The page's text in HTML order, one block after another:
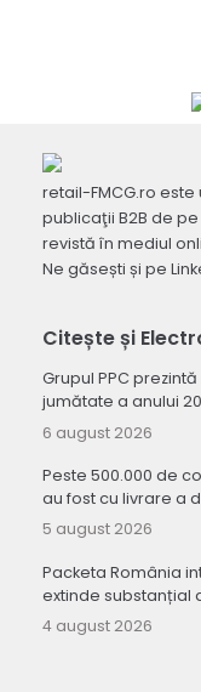
retail-FMCG.ro
publicaţii B2B de
revistă în mediul
Ne găsești și pe
Citește și
Grupul PPC
jumătate a anului
6 august 2026
Peste 500.000 de
au fost cu livrare a
5 august 2026
Packeta România
extinde substanțial
4 august 2026